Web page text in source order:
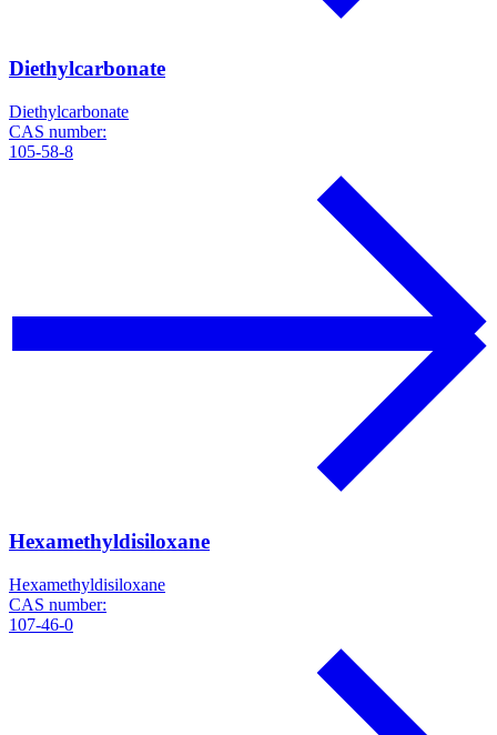
Diethylcarbonate
Diethylcarbonate
CAS number:
105-58-8
Hexamethyldisiloxane
Hexamethyldisiloxane
CAS number:
107-46-0